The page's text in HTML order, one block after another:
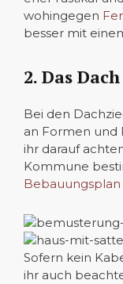
wohingegen
besser mit
2. Das Dach
Bei den
an Formen und
ihr darauf
Kommune
Bebauungsplan
Sofern kein
ihr auch